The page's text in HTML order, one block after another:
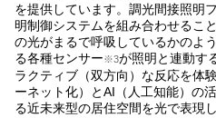
を提供しています。調光間接照明
明制御システムを組み合わせるこ
の光がまるで呼吸しているかのよ
る各種センサー※3が照明と連動す
ラクティブ（双方向）な反応を体
ーネット化）とAI（人工知能）の
る近未来型の居住空間を光で表現